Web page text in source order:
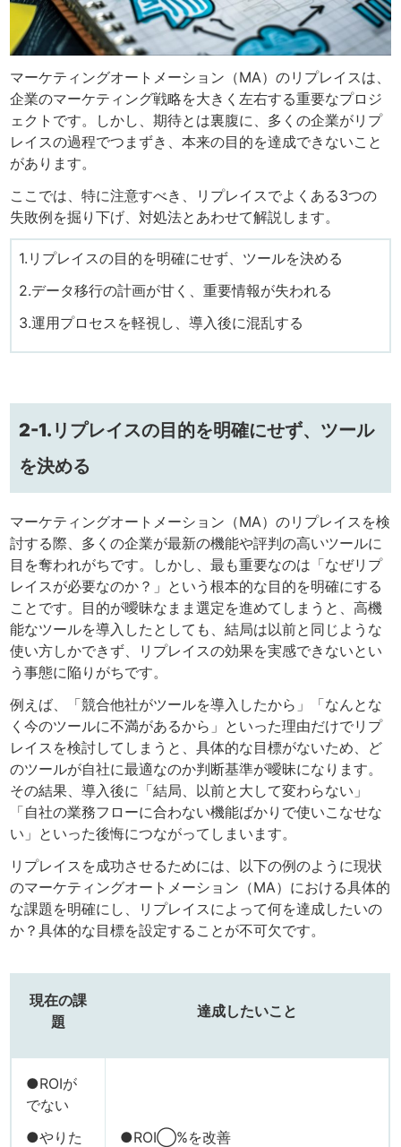
マーケティングオートメーション（MA）のリプレイスは、
企業のマーケティング戦略を大きく左右する重要なプロジ
ェクトです。しかし、期待とは裏腹に、多くの企業がリプ
レイスの過程でつまずき、本来の目的を達成できないこと
があります。
ここでは、特に注意すべき、リプレイスでよくある3つの
失敗例を掘り下げ、対処法とあわせて解説します。
1.リプレイスの目的を明確にせず、ツールを決める
2.データ移行の計画が甘く、重要情報が失われる
3.運用プロセスを軽視し、導入後に混乱する
2-1.リプレイスの目的を明確にせず、ツール
を決める
マーケティングオートメーション（MA）のリプレイスを検
討する際、多くの企業が最新の機能や評判の高いツールに
目を奪われがちです。しかし、最も重要なのは「なぜリプ
レイスが必要なのか？」という根本的な目的を明確にする
ことです。目的が曖昧なまま選定を進めてしまうと、高機
能なツールを導入したとしても、結局は以前と同じような
使い方しかできず、リプレイスの効果を実感できないとい
う事態に陥りがちです。
例えば、「競合他社がツールを導入したから」「なんとな
く今のツールに不満があるから」といった理由だけでリプ
レイスを検討してしまうと、具体的な目標がないため、ど
のツールが自社に最適なのか判断基準が曖昧になります。
その結果、導入後に「結局、以前と大して変わらない」
「自社の業務フローに合わない機能ばかりで使いこなせな
い」といった後悔につながってしまいます。
リプレイスを成功させるためには、以下の例のように現状
のマーケティングオートメーション（MA）における具体的
な課題を明確にし、リプレイスによって何を達成したいの
か？具体的な目標を設定することが不可欠です。
現在の課
題
達成したいこと
●ROIが
でない
●やりた
●ROI◯%を改善